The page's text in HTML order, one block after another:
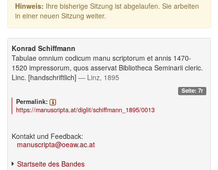
Hinweis: Ihre bisherige Sitzung ist abgelaufen. Sie arbeiten
in einer neuen Sitzung weiter.
Konrad Schiffmann
Tabulae omnium codicum manu scriptorum et annis 1470-
1520 impressorum, quos asservat Bibliotheca Seminarii cleric.
Linc. [handschriftlich] — Linz, 1895
Seite: 7r
Permalink:
https://manuscripta.at/diglit/schiffmann_1895/0013
Kontakt und Feedback:
manuscripta@oeaw.ac.at
Startseite des Bandes